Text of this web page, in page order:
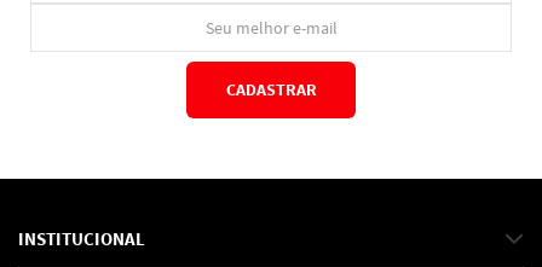
CADASTRAR
INSTITUCIONAL